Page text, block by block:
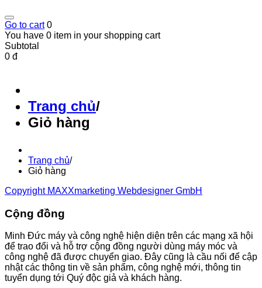
Go to cart 0
You have 0 item in your shopping cart
Subtotal
0 đ
Trang chủ/
Giỏ hàng
Trang chủ/
Giỏ hàng
Copyright MAXXmarketing Webdesigner GmbH
Cộng đồng
Minh Đức máy và công nghệ hiện diện trên các mạng xã hội
để trao đổi và hỗ trợ cộng đồng người dùng máy móc và
công nghệ đã được chuyển giao. Đây cũng là cầu nối để cập
nhật các thông tin về sản phẩm, công nghệ mới, thông tin
tuyển dụng tới Quý độc giả và khách hàng.